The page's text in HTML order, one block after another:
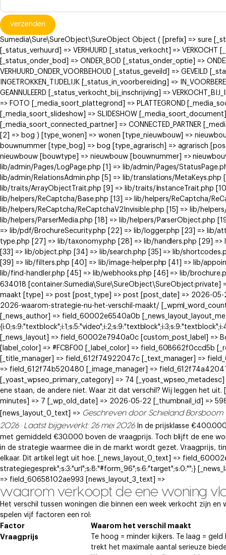
verzenden
Sumedia\Sure\SureObject\SureObject Object ( [prefix] => sure
[_status_verhuurd] => VERHUURD [_status_verkocht] =>
[_status_onder_bod] => ONDER_BOD [_status_onder_optie] =>
VERHUURD_ONDER_VOORBEHOUD [_status_geveild] => GEVEILD
INGETROKKEN_TIJDELIJK [_status_in_voorbereiding] =>
GEANNULEERD [_status_verkocht_bij_inschrijving] =>
=> FOTO [_media_soort_plattegrond] => PLATTEGROND
[_media_soort_slideshow] => SLIDESHOW
[_media_soort_connected_partner] => CONNECTED_PARTNER
[2] => bog ) [type_wonen] => wonen [type_nieuwbouw] =>
bouwnummer [type_bog] => bog [type_agrarisch] => agrarisch
nieuwbouw [bouwtype] => nieuwbouw [bouwnummer] =>
lib/admin/Pages/LogPage.php [1] => lib/admin/Pages/
lib/admin/RelationsAdmin.php [5] => lib/translations/
lib/traits/ArrayObjectTrait.php [9] => lib/traits/InstanceTrait.php
lib/helpers/ReCaptcha/Base.php [13] => lib/helpers/ReCaptcha/
lib/helpers/ReCaptcha/ReCaptchaV2Invisible.php [15] => lib/
lib/helpers/ParserMedia.php [18] => lib/helpers/ParserObject.php
=> lib/pdf/BrochureSecurity.php [22] => lib/logger.php [23] => lib/
type.php [27] => lib/taxonomy.php [28] => lib/handlers.php [29]
[33] => lib/object.php [34] => lib/search.php [35] => lib/
[39] => lib/filters.php [40] => lib/image-helper.php [41] => lib/
lib/find-handler.php [45] => lib/webhooks.php [46] => lib/
634018 [container:Sumedia\Sure\SureObject\SureObject:private]
maakt [type] => post [post_type] => post [post_date] => 2026-
2026-waarom-strategie-nu-het-verschil-maakt/
[_news_author] => field_60002e6540a0b
[_news_layout] => field_60002e7940a0c [custom_post_label] =>
[label_color] => #FCBF00 [_label_color] => field_608662f0ccd5b
[_title_manager] => field_612f74922047c [_text_manager] =>
=> field_612f74b520480 [_image_manager] =>
[_yoast_wpseo_primary_category] => 74
ene staan, de andere niet. Waar zit dat verschil? Wij leggen het
minutes] => 7 [_wp_old_date] => 2026-05-22 [_thumbnail_id] =>
[news_layout_0_text] => Geschreven door Schieland
2026 · Laatst bijgewerkt: 26 mei 2026In de prijsklasse
met gemiddeld €30.000 boven de vraagprijs. Toch blijft de ene
in de strategie waarmee die in de markt wordt gezet. Vraagprijs,
elkaar. Dit artikel legt uit hoe. [_news_layout_0_text] =>
strategiegesprek";s:3:"url";s:8:"#form_96";s:6:"target";s:0:"";}
=> field_60658102ae993 [news_layout_3_text] =>
waarom verkoopt de ene woning
Het verschil tussen woningen die binnen een week verkocht zijn
spelen vijf factoren een rol:
Factor
Waarom het verschil maakt
Vraagprijs
Te hoog = minder kijkers. Te laag =
trekt het maximale aantal serieuze